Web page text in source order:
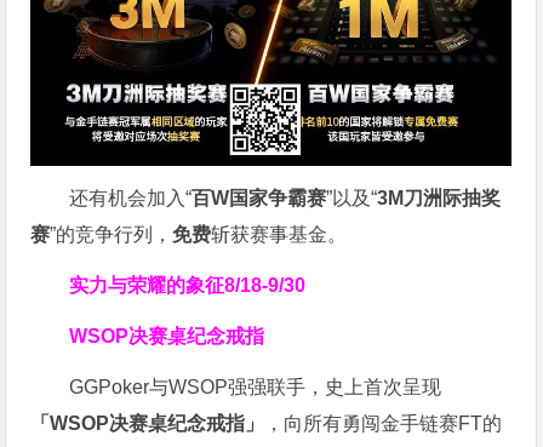
还有机会加入“百W国家争霸赛”以及“3M刀洲际抽奖
赛”的竞争行列，免费斩获赛事基金。
实力与荣耀的象征8/18-9/30
WSOP决赛桌纪念戒指
GGPoker与WSOP强强联手，史上首次呈现
「WSOP决赛桌纪念戒指」
，向所有勇闯金手链赛FT的